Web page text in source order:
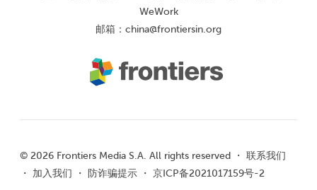
WeWork
邮箱： china@frontiersin.org
© 2026 Frontiers Media S.A. All rights reserved ・ 联系我们
・ 加入我们 ・ 防诈骗提示 ・ 京ICP备2021017159号-2